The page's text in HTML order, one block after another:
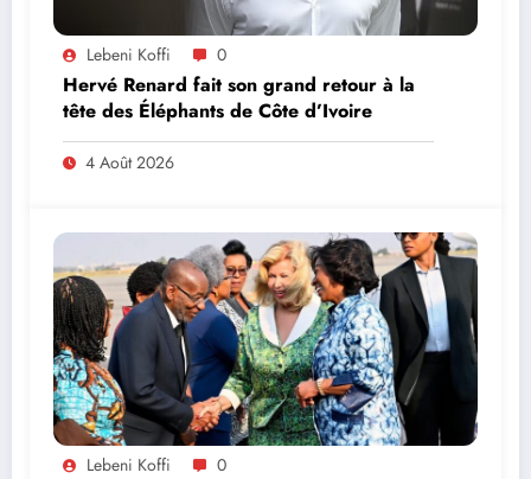
Lebeni Koffi 0
Hervé Renard fait son grand retour à la
tête des Éléphants de Côte d’Ivoire
4 Août 2026
Lebeni Koffi 0